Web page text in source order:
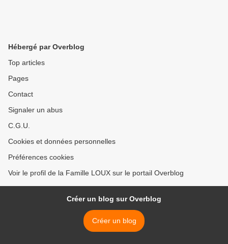
Hébergé par Overblog
Top articles
Pages
Contact
Signaler un abus
C.G.U.
Cookies et données personnelles
Préférences cookies
Voir le profil de la Famille LOUX sur le portail Overblog
Créer un blog sur Overblog
Créer un blog